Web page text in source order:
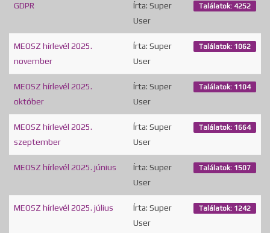
GDPR
Írta: Super
User
Találatok: 4252
MEOSZ hírlevél 2025.
november
Írta: Super
User
Találatok: 1062
MEOSZ hírlevél 2025.
október
Írta: Super
User
Találatok: 1104
MEOSZ hírlevél 2025.
szeptember
Írta: Super
User
Találatok: 1664
MEOSZ hírlevél 2025. június
Írta: Super
User
Találatok: 1507
MEOSZ hírlevél 2025. július
Írta: Super
User
Találatok: 1242